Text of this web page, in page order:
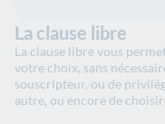
La clause libre
La clause libre vous
votre choix, sans
souscripteur, ou de
autre, ou encore de